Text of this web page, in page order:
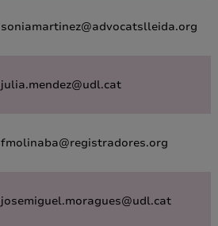
soniamartinez@advocatslleida.org
julia.mendez@udl.cat
fmolinaba@registradores.org
josemiguel.moragues@udl.cat